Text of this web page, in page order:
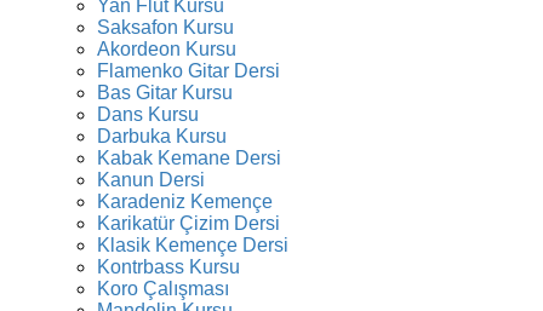
Yan Flüt Kursu
Saksafon Kursu
Akordeon Kursu
Flamenko Gitar Dersi
Bas Gitar Kursu
Dans Kursu
Darbuka Kursu
Kabak Kemane Dersi
Kanun Dersi
Karadeniz Kemençe
Karikatür Çizim Dersi
Klasik Kemençe Dersi
Kontrbass Kursu
Koro Çalışması